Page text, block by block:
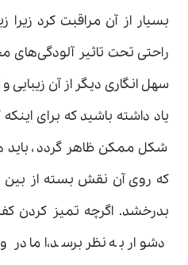
بسیار از آن مراقبت کرد زیرا
راحتی تحت تاثیر آلودگی‌های
سهل انگاری دیگر از آن
یاد داشته باشید که برای
شکل ممکن ظاهر گردد ،باید
که روی آن نقش بسته از بین
بدرخشد. اگرچه تمیز
دشوار به نظر برسد،اما